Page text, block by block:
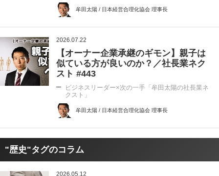
牟田太陽 / 日本経営合理化協会 理事長
2026.07.22
【オーナー企業承継のギモン】親子は
似ている方が良いのか？／社長業ネク
スト #443
ビジネスリーダー×次の一手「牟田太陽の社長業ネ
クスト」
牟田太陽 / 日本経営合理化協会 理事長
"歴史"タグのコラム
2026.05.12